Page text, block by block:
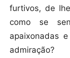
furtivos, de
como se
apaixonadas
admiração?